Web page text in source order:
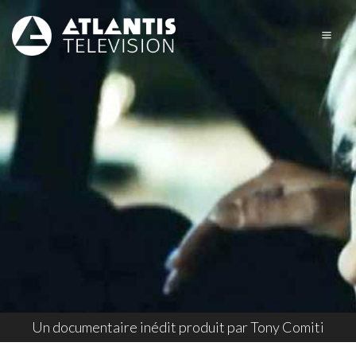
Un documentaire inédit produit par Tony Comiti